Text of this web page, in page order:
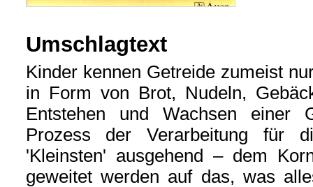
Umschlagtext
Kinder kennen Getreide zumeist
in Form von Brot, Nudeln,
Entstehen und Wachsen einer
Prozess der Verarbeitung für
'Kleinsten' ausgehend – dem
geweitet werden auf das, was